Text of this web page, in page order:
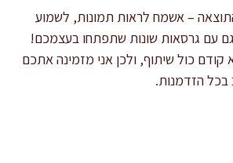
– אשמח לראות תמונות, לשמוע
עם גרסאות שונות שתפתחו בעצמכם!
קודם כול שיתוף, ולכן אני מזמינה אתכם
בכל הזדמנות.